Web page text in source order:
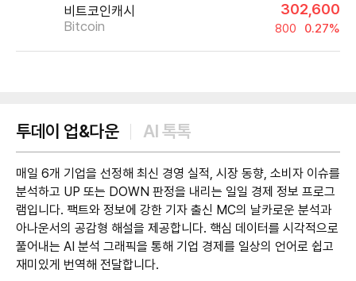
비트코인캐시
Bitcoin
302,600
800 0.27%
투데이 업&다운 AI 톡톡
매일 6개 기업을 선정해 최신 경영 실적, 시장 동향, 소비자 이슈를
분석하고 UP 또는 DOWN 판정을 내리는 일일 경제 정보 프로그
램입니다. 팩트와 정보에 강한 기자 출신 MC의 날카로운 분석과
아나운서의 공감형 해설을 제공합니다. 핵심 데이터를 시각적으로
풀어내는 AI 분석 그래픽을 통해 기업 경제를 일상의 언어로 쉽고
재미있게 번역해 전달합니다.